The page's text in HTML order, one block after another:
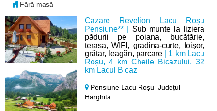
Cazare Revelion Lacu Roșu
Pensiune** | Sub munte la liziera
pădurii pe poiana, bucătărie,
terasa, WIFI, gradina-curte, foișor,
grătar, leagăn, parcare | 1 km Lacu
Roșu, 4 km Cheile Bicazului, 32
km Lacul Bicaz
Pensiune Lacu Roșu,Județul
Harghita
Fără masă